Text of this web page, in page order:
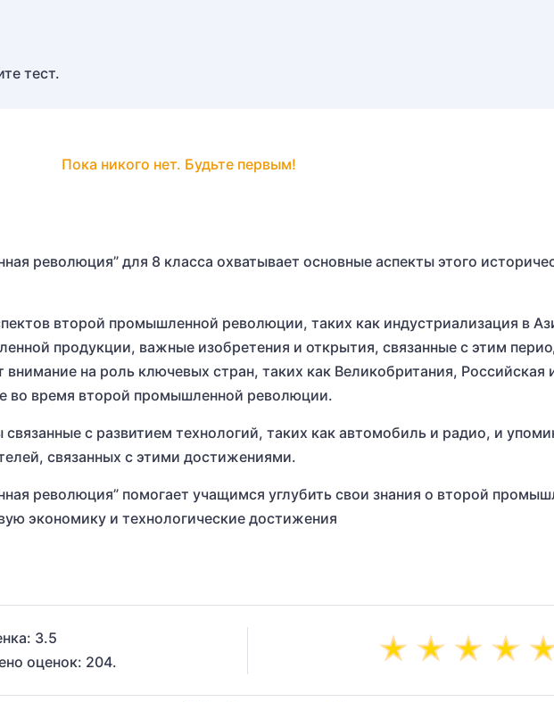
тест.
Пока никого нет. Будьте первым!
революция” для 8 класса охватывает основные аспекты этого
второй промышленной революции, таких как индустриализация в
продукции, важные изобретения и открытия, связанные с этим
на роль ключевых стран, таких как Великобритания, Российская
во время второй промышленной революции.
связанные с развитием технологий, таких как автомобиль и радио, и
связанных с этими достижениями.
революция” помогает учащимся углубить свои знания о второй
экономику и технологические достижения
3.5
оценок: 204.